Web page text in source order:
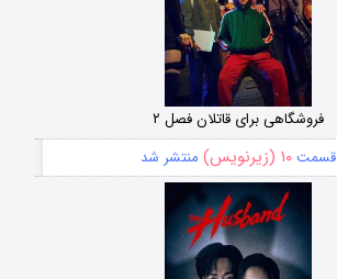
فروشگاهی برای قاتلان فصل ۲
قسمت۱۰ (زیرنویس) منتشر شد